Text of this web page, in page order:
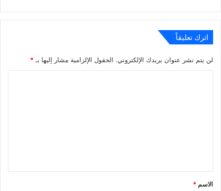
اترك تعليقاً
لن يتم نشر عنوان بريدك الإلكتروني. الحقول الإلزامية مشار إليها بـ *
*
الاسم *